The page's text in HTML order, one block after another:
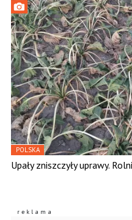
POLSKA
Upały zniszczyły uprawy.